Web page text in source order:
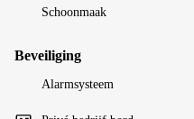
Schoonmaak
Beveiliging
Alarmsysteem